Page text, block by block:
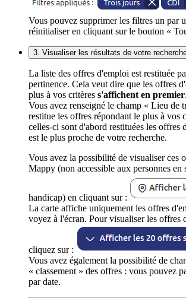
Vous pouvez supprimer les filtres un par
réinitialiser en cliquant sur le bouton «
3. Visualiser les résultats de votre
La liste des offres d'emploi est restituée
pertinence. Cela veut dire que les offres
plus à vos critères s'affichent en premier.
Vous avez renseigné le champ « Lieu de
restitue les offres répondant le plus à vos
celles-ci sont d'abord restituées les offres
est le plus proche de votre recherche.
Vous avez la possibilité de visualiser ces
Mappy (non accessible aux personnes en
handicap) en cliquant sur :
La carte affiche uniquement les offres
voyez à l'écran. Pour visualiser les offres
cliquez sur :
Vous avez également la possibilité de
« classement » des offres : vous pouvez
par date.